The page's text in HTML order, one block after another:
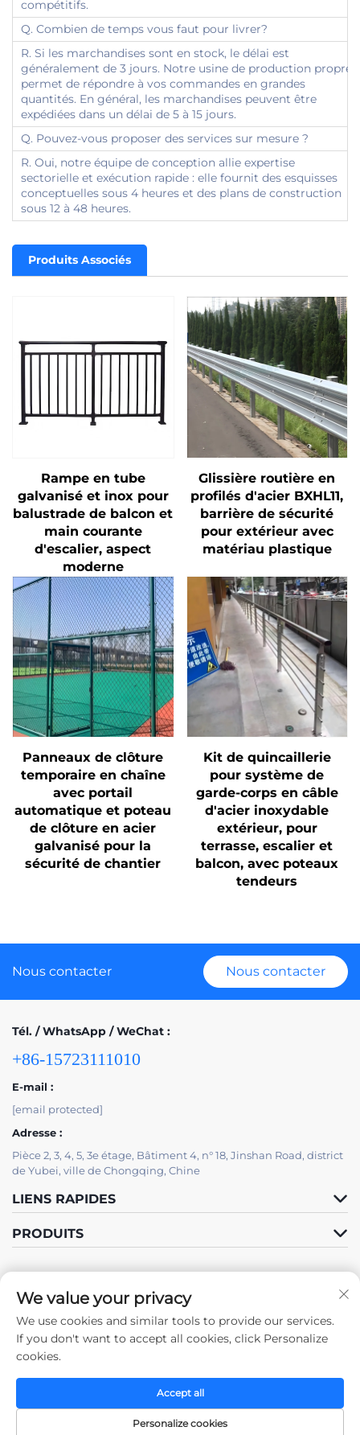
compétitifs.
Q. Combien de temps vous faut pour livrer?
R. Si les marchandises sont en stock, le délai est
généralement de 3 jours. Notre usine de production propre
permet de répondre à vos commandes en grandes
quantités. En général, les marchandises peuvent être
expédiées dans un délai de 5 à 15 jours.
Q. Pouvez-vous proposer des services sur mesure ?
R. Oui, notre équipe de conception allie expertise
sectorielle et exécution rapide : elle fournit des esquisses
conceptuelles sous 4 heures et des plans de construction
sous 12 à 48 heures.
Produits Associés
Rampe en tube
galvanisé et inox pour
balustrade de balcon et
main courante
d'escalier, aspect
moderne
Glissière routière en
profilés d'acier BXHL11,
barrière de sécurité
pour extérieur avec
matériau plastique
Panneaux de clôture
temporaire en chaîne
avec portail
automatique et poteau
de clôture en acier
galvanisé pour la
sécurité de chantier
Kit de quincaillerie
pour système de
garde-corps en câble
d'acier inoxydable
extérieur, pour
terrasse, escalier et
balcon, avec poteaux
tendeurs
Nous contacter Nous contacter
Tél. / WhatsApp / WeChat :
+86-15723111010
E-mail :
[email protected]
Adresse :
Pièce 2, 3, 4, 5, 3e étage, Bâtiment 4, n° 18, Jinshan Road, district
de Yubei, ville de Chongqing, Chine
LIENS RAPIDES
PRODUITS
Suivez-nous
Droits d'auteur © 2025 par Chongqing Zhengda Steel Structure Co.,
Ltd. -Politique de confidentialité
We value your privacy
We use cookies and similar tools to provide our services.
If you don't want to accept all cookies, click Personalize
cookies.
Personalize cookies
Accept all